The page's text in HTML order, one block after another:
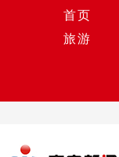
首页
旅游